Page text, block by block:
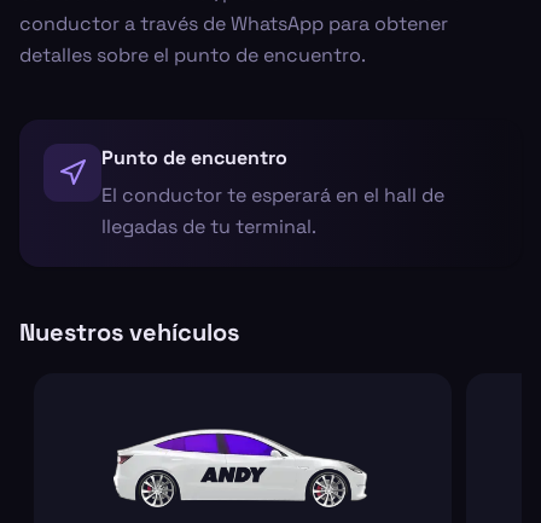
conductor a través de WhatsApp para obtener
detalles sobre el punto de encuentro.
Punto de encuentro
El conductor te esperará en el hall de
llegadas de tu terminal.
Nuestros vehículos